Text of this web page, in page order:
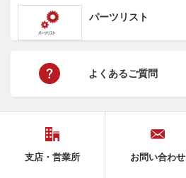
パーツリスト
よくあるご質問
支店・営業所 お問い合わせ